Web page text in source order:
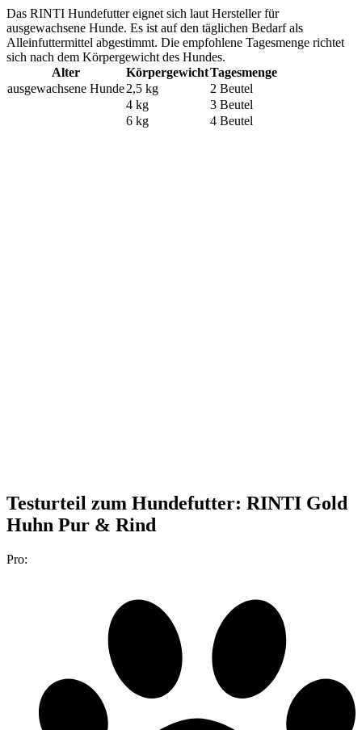
Das RINTI Hundefutter eignet sich laut Hersteller für
ausgewachsene Hunde. Es ist auf den täglichen Bedarf als
Alleinfuttermittel abgestimmt. Die empfohlene Tagesmenge richtet
sich nach dem Körpergewicht des Hundes.
Alter
KörpergewichtTagesmenge
ausgewachsene Hunde2,5 kg
2 Beutel
4 kg
3 Beutel
6 kg
4 Beutel
Testurteil zum Hundefutter: RINTI Gold
Huhn Pur & Rind
Pro: